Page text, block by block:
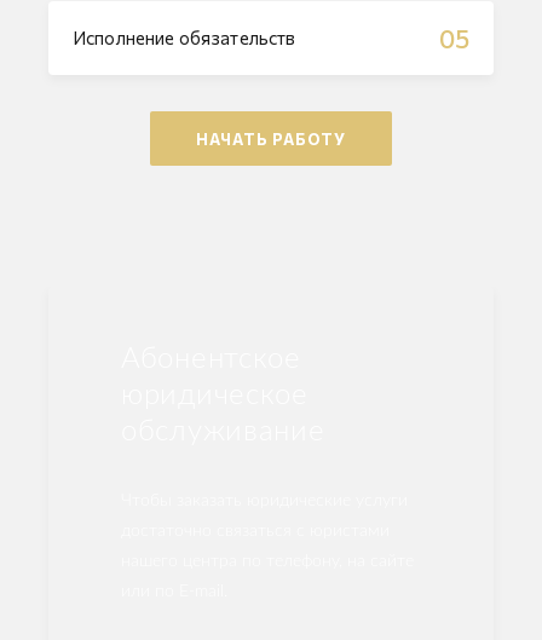
Исполнение обязательств 05
НАЧАТЬ РАБОТУ